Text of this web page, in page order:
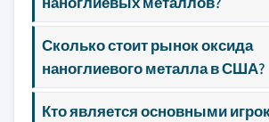
Сколько стоит рынок оксида
наноглиевого металла в США?
Кто является основными